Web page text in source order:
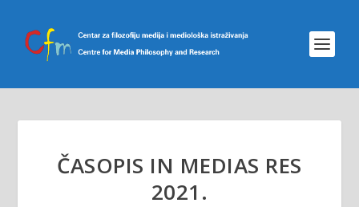
ČASOPIS IN MEDIAS RES
2021.